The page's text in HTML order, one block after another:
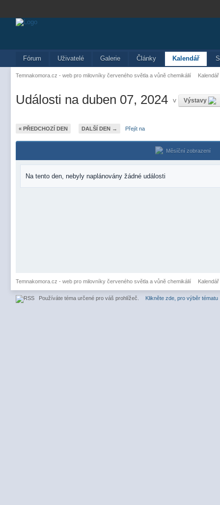
Fórum Uživatelé Galerie Články Kalendář
Temnakomora.cz - web pro milovníky červeného světla a vůně chemikálií Kalendář
Události na duben 07, 2024 v Výstavy
« PŘEDCHOZÍ DEN DALŠÍ DEN → Přejít na
Měsíční zobrazení
Na tento den, nebyly naplánovány žádné události
Temnakomora.cz - web pro milovníky červeného světla a vůně chemikálií Kalendář
Používáte téma určené pro váš prohlížeč. Klikněte zde, pro výběr tématu